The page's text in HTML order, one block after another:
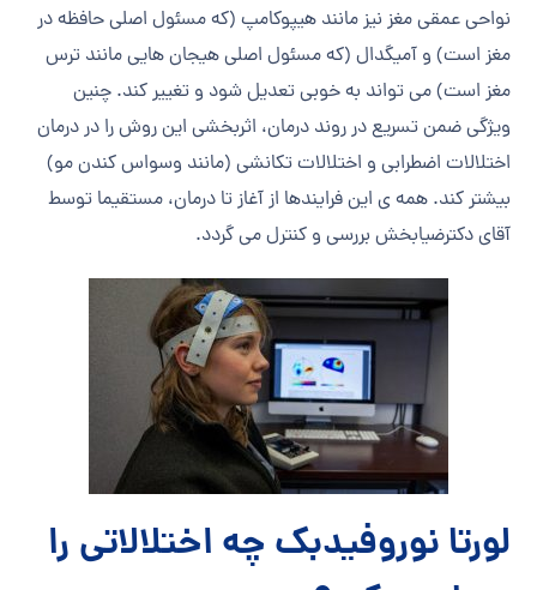
نواحی عمقی مغز نیز مانند هیپوکامپ (که مسئول اصلی حافظه در
مغز است) و آمیگدال (که مسئول اصلی هیجان هایی مانند ترس
مغز است) می تواند به خوبی تعدیل شود و تغییر کند. چنین
ویژگی ضمن تسریع در روند درمان، اثربخشی این روش را در درمان
اختلالات اضطرابی و اختلالات تکانشی (مانند وسواس کندن مو)
بیشتر کند. همه ی این فرایندها از آغاز تا درمان، مستقیما توسط
آقای دکترضیابخش بررسی و کنترل می گردد.
لورتا نوروفیدبک چه اختلالاتی را